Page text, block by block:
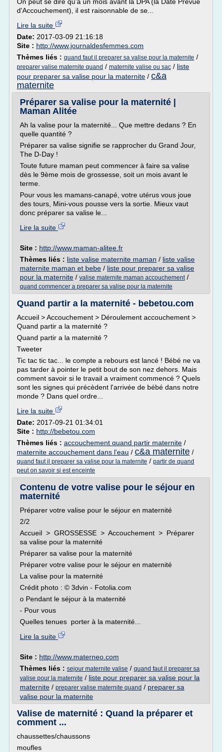
d'Accouchement), il est raisonnable de se...
Lire la suite
Date: 2017-03-09 21:16:18
Site : http://www.journaldesfemmes.com
Thèmes liés : quand faut il preparer sa valise pour la maternite /
preparer valise maternite quand / maternite valise ou sac / liste
pour preparer sa valise pour la maternite / c&a
maternite
Préparer sa valise pour la maternité |
Maman Alitée
Ah la valise pour la maternité... Que mettre dedans ? En
quelle quantité ?
Préparer sa valise signifie se rapprocher du Grand Jour,
The D-Day !
Toute future maman peut commencer à faire sa valise
dès le 9ème mois de grossesse, soit un mois avant le
terme.
Pour vous les mamans-canapé, votre utérus vous joue
des tours, Mini-vous pousse vers la sortie. Mieux vaut
donc préparer sa valise le...
Lire la suite
Site : http://www.maman-alitee.fr
Thèmes liés : liste valise maternite maman / liste valise
maternite maman et bebe / liste pour preparer sa valise
pour la maternite / valise maternite maman accouchement/
quand commencer a preparer sa valise pour la maternite
Quand partir a la maternité - bebetou.com
Accueil > Accouchement > Déroulement accouchement >
Quand partir a la maternité ?
Quand partir a la maternité ?
Tweeter
Tic tac tic tac... le compte a rebours est lancé ! Bébé ne va
pas tarder à pointer le petit bout de son nez dehors. Mais
comment savoir si le travail a vraiment commencé ? Quels
sont les signes qui précèdent l'arrivée de bébé dans notre
monde ? Dans quel ordre...
Lire la suite
Date: 2017-09-21 01:34:01
Site : http://bebetou.com
Thèmes liés : accouchement quand partir maternite /
maternite accouchement dans l'eau / c&a maternite /
quand faut il preparer sa valise pour la maternite / partir de quand
peut on savoir si est enceinte
Contenu de votre valise pour le séjour en
maternité
Préparer votre valise pour le séjour en maternité
2/2
Accueil > GROSSESSE > Accouchement > Préparer
sa valise pour la maternité
Préparer sa valise pour la maternité
Préparer votre valise pour le séjour en maternité
La valise pour la maternité
Crédit photo : © 3dvin - Fotolia.com
o Pendant le séjour à la maternité
- Pour vous
Quelles tenues porter à la maternité...
Lire la suite
Site : http://www.materneo.com
Thèmes liés : sejour maternite valise / quand faut il preparer sa
valise pour la maternite / liste pour preparer sa valise pour la
maternite / preparer valise maternite quand / preparer sa
valise pour la maternite
Valise de maternité : Quand la préparer et
comment ...
chaussettes/chaussons
moufles